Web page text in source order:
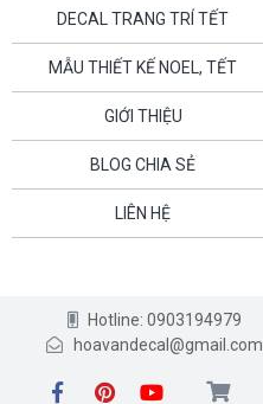
DECAL TRANG TRÍ TẾT
MẪU THIẾT KẾ NOEL, TẾT
GIỚI THIỆU
BLOG CHIA SẺ
LIÊN HỆ
Hotline: 0903194979
hoavandecal@gmail.com